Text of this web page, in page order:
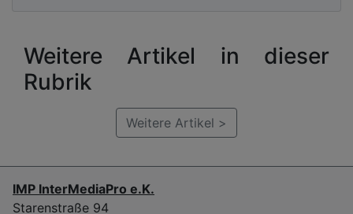
Weitere Artikel in dieser
Rubrik
Weitere Artikel >
IMP InterMediaPro e.K.
Starenstraße 94